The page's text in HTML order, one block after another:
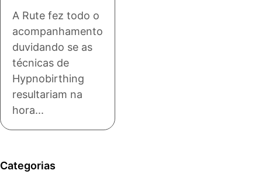
A Rute fez todo o
acompanhamento
duvidando se as
técnicas de
Hypnobirthing
resultariam na
hora...
Categorias